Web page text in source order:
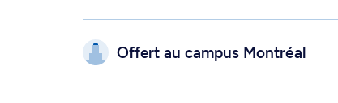
Offert au campus Montréal